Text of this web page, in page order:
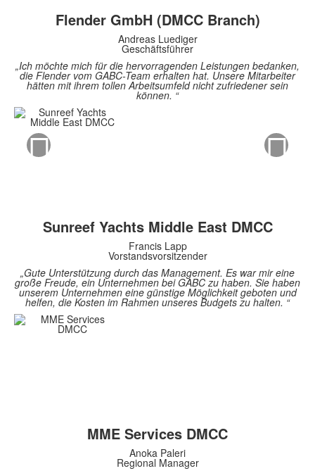
Flender GmbH (DMCC Branch)
Andreas Luediger
Geschäftsführer
„Ich möchte mich für die hervorragenden Leistungen bedanken,
die Flender vom GABC-Team erhalten hat. Unsere Mitarbeiter
hätten mit ihrem tollen Arbeitsumfeld nicht zufriedener sein
können. “
Sunreef Yachts Middle East DMCC
Francis Lapp
Vorstandsvorsitzender
„Gute Unterstützung durch das Management. Es war mir eine
große Freude, ein Unternehmen bei GABC zu haben. Sie haben
unserem Unternehmen eine günstige Möglichkeit geboten und
helfen, die Kosten im Rahmen unseres Budgets zu halten. “
MME Services DMCC
Anoka Paleri
Regional Manager